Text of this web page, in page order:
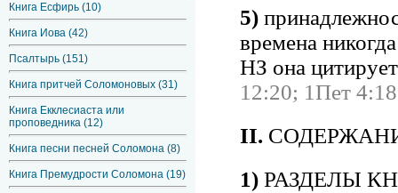
Книга Есфирь (10)
Книга Иова (42)
Псалтырь (151)
Книга притчей Соломоновых (31)
Книга Екклесиаста или
проповедника (12)
Книга песни песней Соломона (8)
Книга Премудрости Соломона (19)
5)
времена
НЗ она
12:20; 1Пет
II.
1) РАЗДЕЛЫ